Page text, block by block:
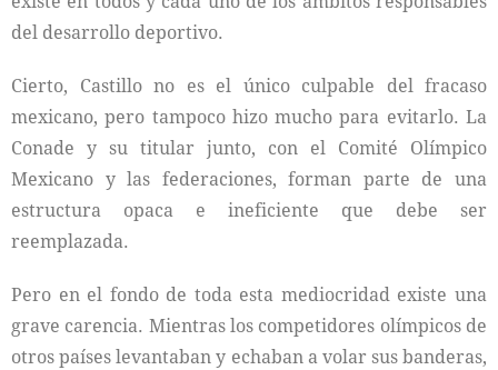
del desarrollo deportivo.
Cierto, Castillo no es el único culpable del fracaso
mexicano, pero tampoco hizo mucho para evitarlo. La
Conade y su titular junto, con el Comité Olímpico
Mexicano y las federaciones, forman parte de una
estructura opaca e ineficiente que debe ser
reemplazada.
Pero en el fondo de toda esta mediocridad existe una
grave carencia. Mientras los competidores olímpicos de
otros países levantaban y echaban a volar sus banderas,